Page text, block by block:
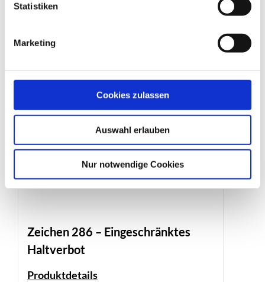
Statistiken
Marketing
Cookies zulassen
Auswahl erlauben
Nur notwendige Cookies
Zeichen 286 – Eingeschränktes
Haltverbot
Produktdetails